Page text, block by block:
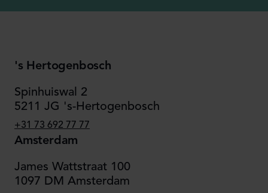
's Hertogenbosch
Spinhuiswal 2
5211 JG 's-Hertogenbosch
+31 73 692 77 77
Amsterdam
James Wattstraat 100
1097 DM Amsterdam